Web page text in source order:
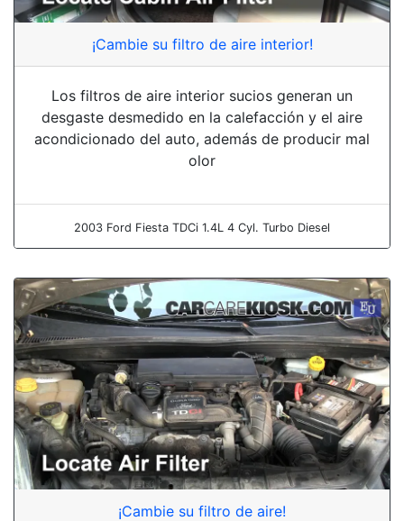
¡Cambie su filtro de aire interior!
Los filtros de aire interior sucios generan un
desgaste desmedido en la calefacción y el aire
acondicionado del auto, además de producir mal
olor
2003 Ford Fiesta TDCi 1.4L 4 Cyl. Turbo Diesel
¡Cambie su filtro de aire!